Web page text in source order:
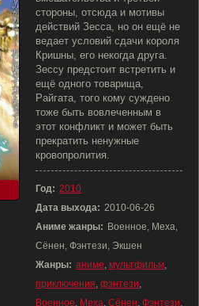
стороны, отсюда и мотивы
действий Зесса, но он ещё не
ведает условий сдачи короля
Кришны, его некогда друга.
Зессу предстоит встретить и
ещё одного товарища,
Райгата, того кому суждено
тоже быть вовлеченным в
этот конфликт и может быть
прекратить ненужные
кровопролития.
Год: 2010
Дата выхода: 2010-06-26
Аниме жанры: Военное, Меха,
Сёнен, Фэнтези, Экшен
Жанры: аниме, мультфильм,
приключения, фэнтези,
Военное, Меха, Сёнен, Фэнтези,